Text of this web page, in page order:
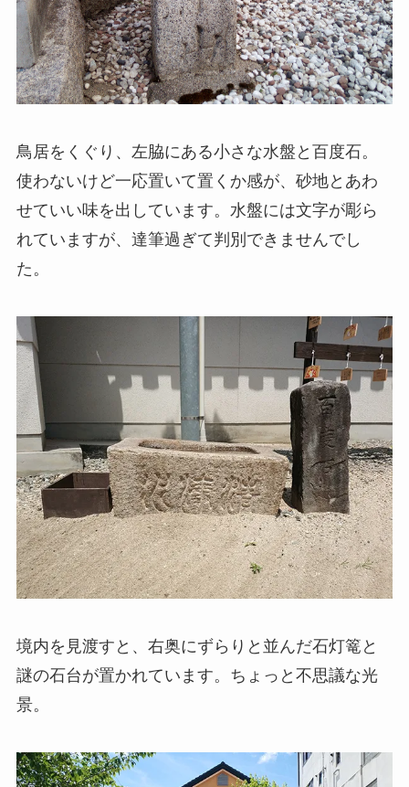
鳥居をくぐり、左脇にある小さな水盤と百度石。
使わないけど一応置いて置くか感が、砂地とあわ
せていい味を出しています。水盤には文字が彫ら
れていますが、達筆過ぎて判別できませんでし
た。
境内を見渡すと、右奥にずらりと並んだ石灯篭と
謎の石台が置かれています。ちょっと不思議な光
景。